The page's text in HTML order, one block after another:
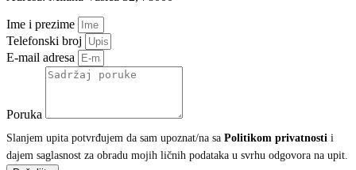
Ime i prezime
Telefonski broj
E-mail adresa
Poruka
Slanjem upita potvrđujem da sam upoznat/na sa Politikom privatnosti i
dajem saglasnost za obradu mojih ličnih podataka u svrhu odgovora na upit.